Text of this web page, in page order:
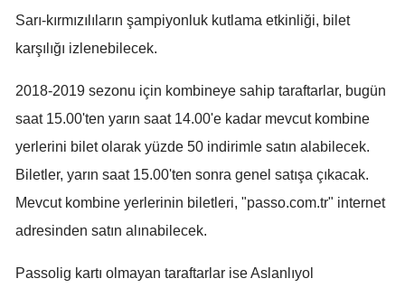
Malatya
Kahramanmaraş
Mardin
Muş
Nevşehir
Niğde
Sarı-kırmızılıların şampiyonluk kutlama etkinliği, bilet
karşılığı izlenebilecek.
2018-2019 sezonu için kombineye sahip taraftarlar, bugün
saat 15.00'ten yarın saat 14.00'e kadar mevcut kombine
yerlerini bilet olarak yüzde 50 indirimle satın alabilecek.
Biletler, yarın saat 15.00'ten sonra genel satışa çıkacak.
Mevcut kombine yerlerinin biletleri, "passo.com.tr" internet
adresinden satın alınabilecek.
Passolig kartı olmayan taraftarlar ise Aslanlıyol